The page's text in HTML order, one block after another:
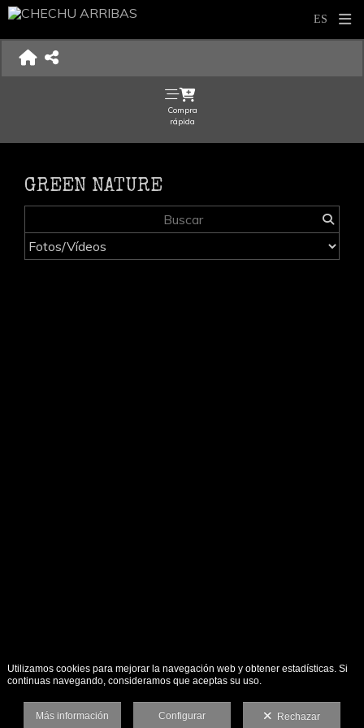
Compra
rápida
GREEN NATURE
Utilizamos cookies para mejorar la navegación web y obtener estadísticas. Si
continuas navegando, consideramos que aceptas su uso.
Más información Configurar Rechazar